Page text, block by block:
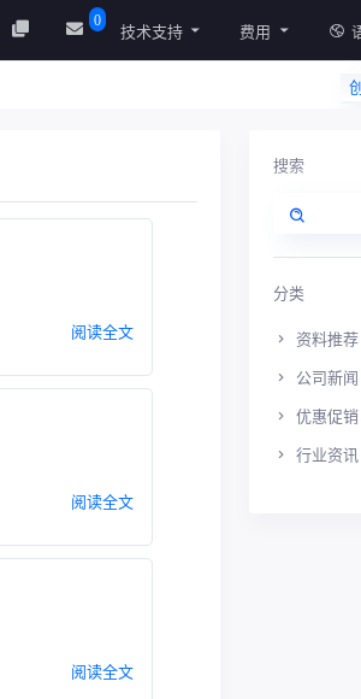
0
技术支持 费用
阅读全文
阅读全文
阅读全文
搜索
分类
资料推荐
公司新闻
优惠促销
行业资讯